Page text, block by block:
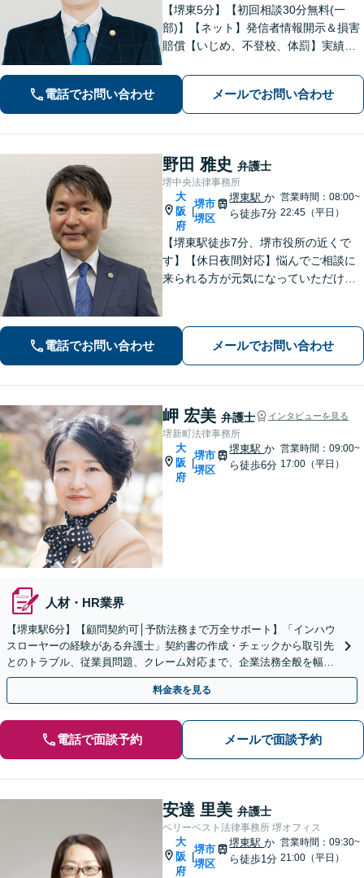
【堺東5分】【初回相談30分無料(一
部)】【ネット】発信者情報開示＆損害
賠償【いじめ、不登校、体罰】実績豊
利な条件での慰謝料・離婚【労働問
題】ハラスメント事案の実績／裁判を
見据えて加害者・会社と交渉【土日祝
対応】
電話でお問い合わせ メールでお問い合わせ
野田 雅史 弁護士
堺中央法律事務所
大
阪
府
|
堺市
堺区
堺東駅か
ら徒歩7分
営業時間：08:00~
22:45（平日）
【堺東駅徒歩7分、堺市役所の近くで
す】【休日夜間対応】悩んでご相談に
来られる方が元気になっていただける
ください。分野によっては、初回30分
間の無料相談を実施しております。
電話でお問い合わせ メールでお問い合わせ
岬 宏美 弁護士 インタビューを見る
堺新町法律事務所
大
阪
府
|
堺市
堺区
堺東駅か
ら徒歩6分
営業時間：09:00~
17:00（平日）
人材・HR業界
【堺東駅6分】【顧問契約可│予防法務まで万全サポート】「インハウ
スローヤーの経験がある弁護士」契約書の作成・チェックから取引先
とのトラブル、従業員問題、クレーム対応まで、企業法務全般を幅広
くサポート！訴訟に発展した場合の対応実績も豊富です。
料金表を見る
電話で面談予約 メールで面談予約
安達 里美 弁護士
ベリーベスト法律事務所 堺オフィス
大
阪
府
|
堺市
堺区
堺東駅か
ら徒歩1分
営業時間：09:30~
21:00（平日）